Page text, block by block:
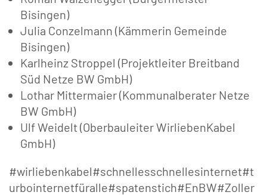
Bisingen)
Julia Conzelmann (Kämmerin Gemeinde
Bisingen)
Karlheinz Stroppel (Projektleiter Breitband
Süd Netze BW GmbH)
Lothar Mittermaier (Kommunalberater Netze
BW GmbH)
Ulf Weidelt (Oberbauleiter WirliebenKabel
GmbH)
#wirliebenkabel#schnellesschnellesinternet#t
urbointernetfüralle#spatenstich#EnBW#Zoller